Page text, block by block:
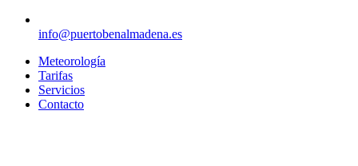
info@puertobenalmadena.es
Meteorología
Tarifas
Servicios
Contacto